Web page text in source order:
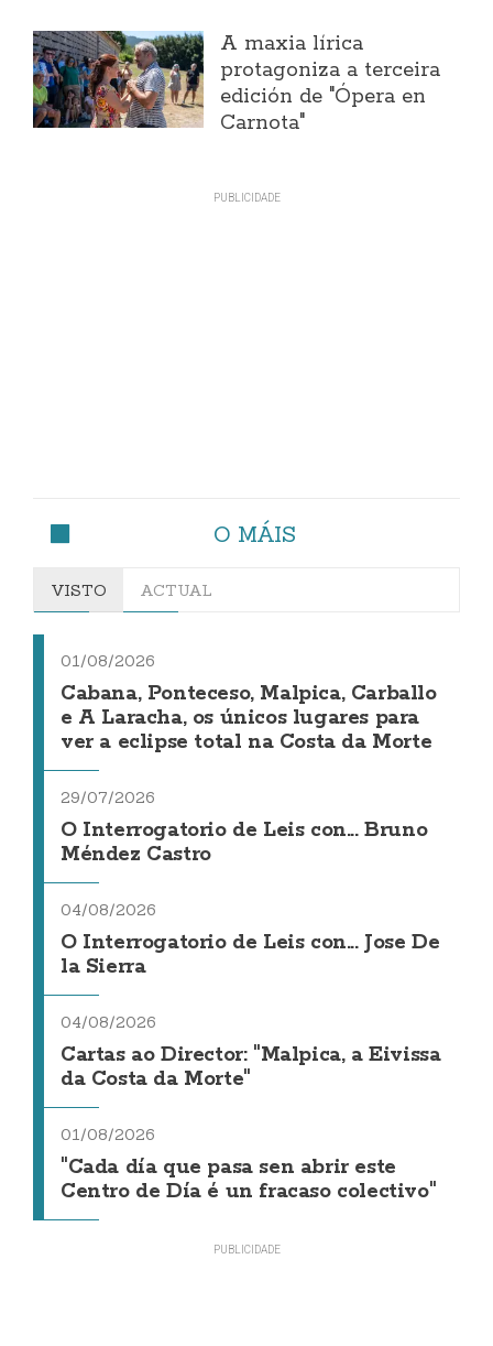
A maxia lírica
protagoniza a terceira
edición de "Ópera en
Carnota"
O MÁIS
VISTO ACTUAL
01/08/2026
Cabana, Ponteceso, Malpica, Carballo
e A Laracha, os únicos lugares para
ver a eclipse total na Costa da Morte
29/07/2026
O Interrogatorio de Leis con... Bruno
Méndez Castro
04/08/2026
O Interrogatorio de Leis con... Jose De
la Sierra
04/08/2026
Cartas ao Director: "Malpica, a Eivissa
da Costa da Morte"
01/08/2026
"Cada día que pasa sen abrir este
Centro de Día é un fracaso colectivo"